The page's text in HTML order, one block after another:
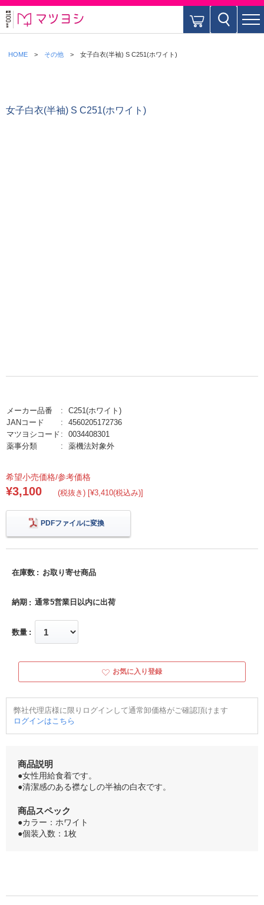
HOME その他 女子白衣(半袖) S C251(ホワイト)
女子白衣(半袖) S C251(ホワイト)
メーカー品番
C251(ホワイト)
JANコード
4560205172736
マツヨシコード
0034408301
薬事分類
薬機法対象外
希望小売価格/参考価格
¥3,100 (税抜き) [¥3,410(税込み)]
PDFファイルに変換
在庫数 お取り寄せ商品
納期 通常5営業日以内に出荷
数量
お気に入り登録
弊社代理店様に限りログインして通常卸価格がご確認頂けます
ログインはこちら
商品説明
●女性用給食着です。
●清潔感のある襟なしの半袖の白衣です。
商品スペック
●カラー：ホワイト
●個装入数：1枚